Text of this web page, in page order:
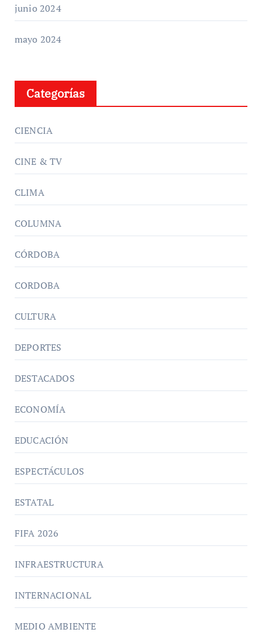
junio 2024
mayo 2024
Categorías
CIENCIA
CINE & TV
CLIMA
COLUMNA
CÓRDOBA
CORDOBA
CULTURA
DEPORTES
DESTACADOS
ECONOMÍA
EDUCACIÓN
ESPECTÁCULOS
ESTATAL
FIFA 2026
INFRAESTRUCTURA
INTERNACIONAL
MEDIO AMBIENTE